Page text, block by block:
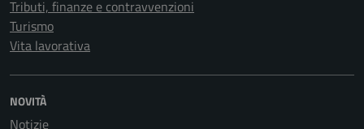
Tributi, finanze e contravvenzioni
Turismo
Vita lavorativa
NOVITÀ
Notizie